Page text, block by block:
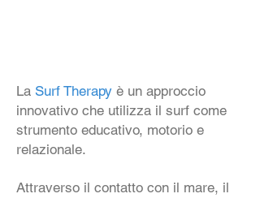
La Surf Therapy è un approccio
innovativo che utilizza il surf come
strumento educativo, motorio e
relazionale.
Attraverso il contatto con il mare, il